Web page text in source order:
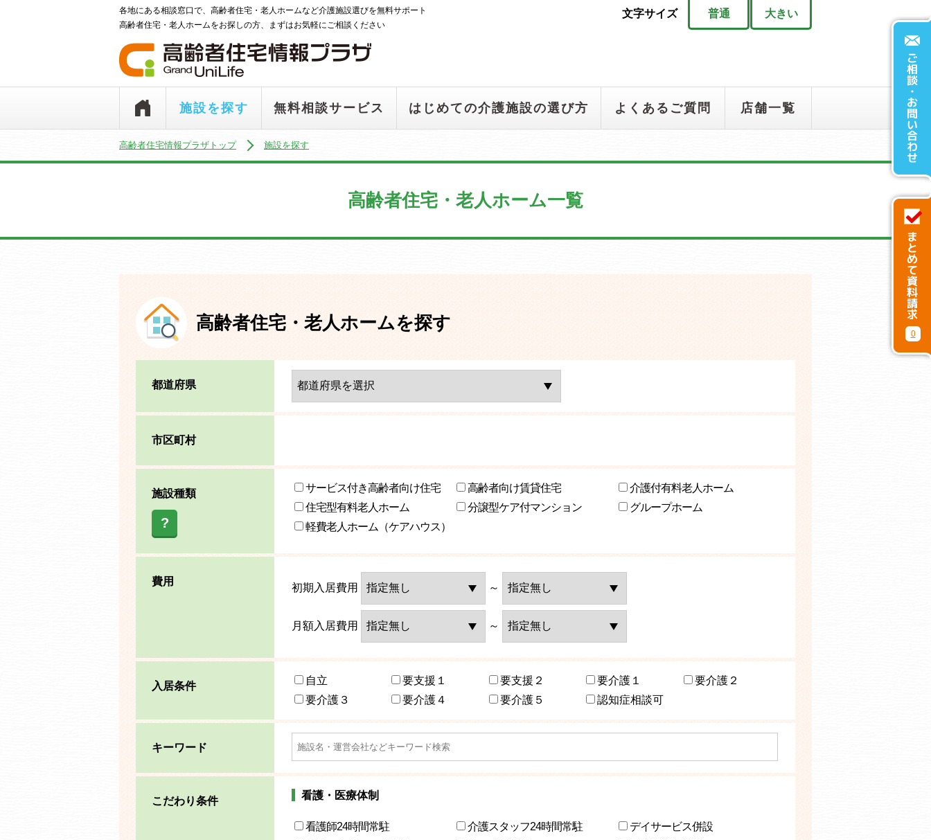
各地にある相談窓口で、高齢者住宅・老人ホームなど介護施設選びを無料サポート
高齢者住宅・老人ホームをお探しの方、まずはお気軽にご相談ください
文字サイズ 普通 大きい
施設を探す 無料相談サービス はじめての介護施設の選び方 よくあるご質問 店舗一覧
高齢者住宅情報プラザトップ 施設を探す
高齢者住宅・老人ホーム一覧
高齢者住宅・老人ホームを探す
都道府県
市区町村
施設種類
?
サービス付き高齢者向け住宅 高齢者向け賃貸住宅
介護付有料老人ホーム
住宅型有料老人ホーム
分譲型ケア付マンション
グループホーム
軽費老人ホーム（ケアハウス）
費用
初期入居費用 ～
月額入居費用 ～
入居条件 自立 要支援１ 要支援２ 要介護１
要介護２
要介護３
要介護４ 要介護５ 認知症相談可
キーワード
こだわり条件 看護・医療体制
看護師24時間常駐 介護スタッフ24時間常駐
デイサービス併設
0